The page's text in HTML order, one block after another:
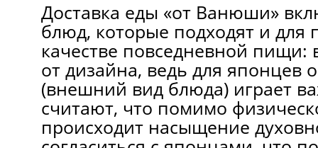
Доставка еды «от Ванюши»
блюд, которые подходят и для
качестве повседневной пищи:
от дизайна, ведь для японцев
(внешний вид блюда) играет
считают, что помимо
происходит насыщение